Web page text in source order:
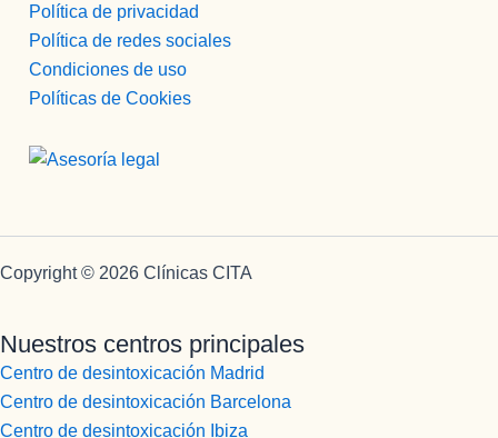
Política de privacidad
Política de redes sociales
Condiciones de uso
Políticas de Cookies
Copyright © 2026 Clínicas CITA
Nuestros centros principales
Centro de desintoxicación Madrid
Centro de desintoxicación Barcelona
Centro de desintoxicación Ibiza